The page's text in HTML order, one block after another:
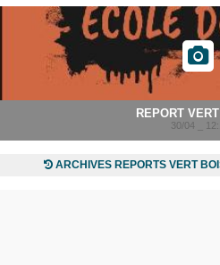
REPORT
30/04 _
ARCHIVES REPORTS VERT